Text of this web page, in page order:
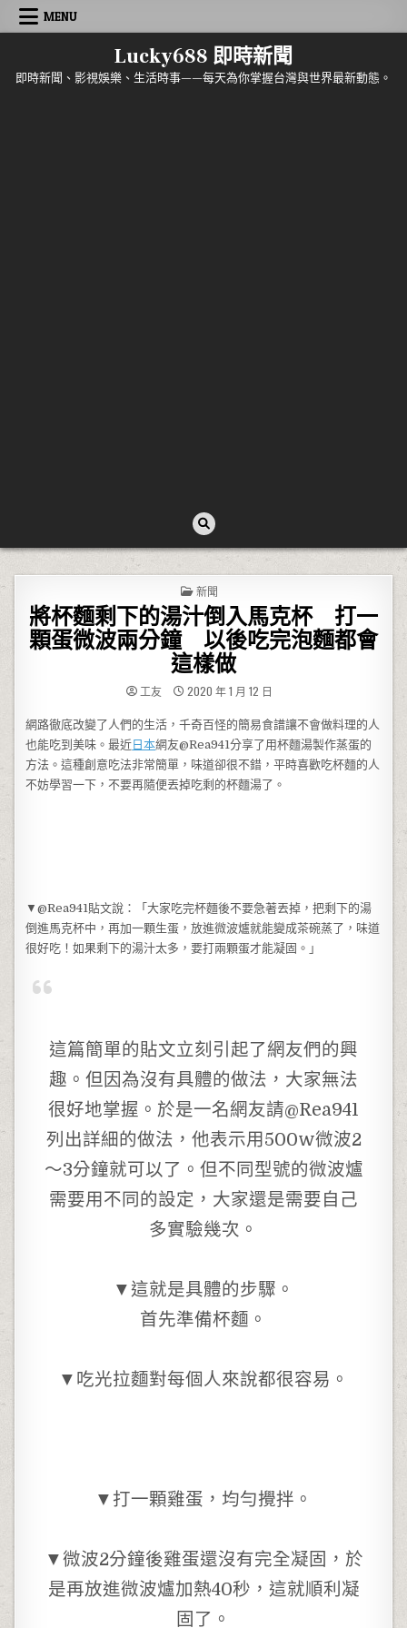
Skip to content
MENU
Lucky688 即時新聞
即時新聞、影視娛樂、生活時事——每天為你掌握台灣與世界最新動態。
POSTED IN
新聞
將杯麵剩下的湯汁倒入馬克杯 打一
顆蛋微波兩分鐘 以後吃完泡麵都會
這樣做
工友 2020 年 1 月 12 日
網路徹底改變了人們的生活，千奇百怪的簡易食譜讓不會做料理的人
也能吃到美味。最近 日本網友@Rea941分享了用杯麵湯製作蒸蛋的
方法。這種創意吃法非常簡單，味道卻很不錯，平時喜歡吃杯麵的人
不妨學習一下，不要再隨便丟掉吃剩的杯麵湯了。
▼@Rea941貼文說：「大家吃完杯麵後不要急著丟掉，把剩下的湯
倒進馬克杯中，再加一顆生蛋，放進微波爐就能變成茶碗蒸了，味道
很好吃！如果剩下的湯汁太多，要打兩顆蛋才能凝固。」
這篇簡單的貼文立刻引起了網友們的興
趣。但因為沒有具體的做法，大家無法
很好地掌握。於是一名網友請@Rea941
列出詳細的做法，他表示用500w微波2
～3分鐘就可以了。但不同型號的微波爐
需要用不同的設定，大家還是需要自己
多實驗幾次。
▼這就是具體的步驟。
首先準備杯麵。
▼吃光拉麵對每個人來說都很容易。
▼打一顆雞蛋，均勻攪拌。
▼微波2分鐘後雞蛋還沒有完全凝固，於
是再放進微波爐加熱40秒，這就順利凝
固了。